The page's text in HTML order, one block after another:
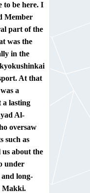
to be here. I
Member
part of the
was the
in the
At that
a
a lasting
Al-
oversaw
such as
about the
under
long-
Makki.